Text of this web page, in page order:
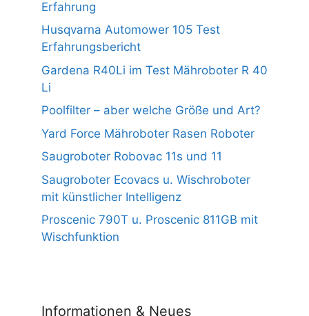
Erfahrung
Husqvarna Automower 105 Test
Erfahrungsbericht
Gardena R40Li im Test Mähroboter R 40
Li
Poolfilter – aber welche Größe und Art?
Yard Force Mähroboter Rasen Roboter
Saugroboter Robovac 11s und 11
Saugroboter Ecovacs u. Wischroboter
mit künstlicher Intelligenz
Proscenic 790T u. Proscenic 811GB mit
Wischfunktion
Informationen & Neues